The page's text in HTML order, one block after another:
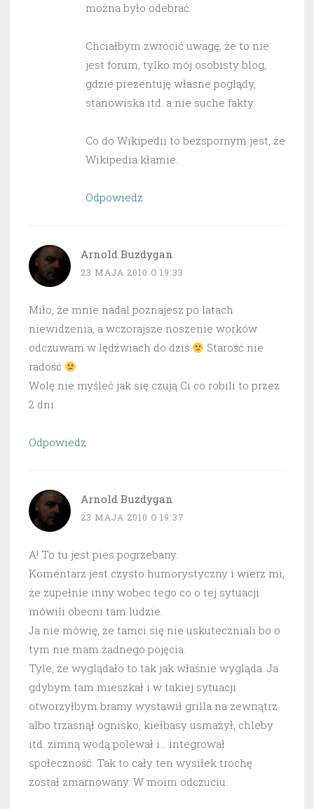
można było odebrać.
Chciałbym zwrócić uwagę, że to nie
jest forum, tylko mój osobisty blog,
gdzie prezentuję własne poglądy,
stanowiska itd. a nie suche fakty.
Co do Wikipedii to bezspornym jest, że
Wikipedia kłamie.
Odpowiedz
Arnold Buzdygan
23 MAJA 2010 O 19:33
Miło, że mnie nadal poznajesz po latach
niewidzenia, a wczorajsze noszenie worków
odczuwam w lędźwiach do dziś
Starość nie
radość
Wolę nie myśleć jak się czują Ci co robili to przez
2 dni.
Odpowiedz
Arnold Buzdygan
23 MAJA 2010 O 19:37
A! To tu jest pies pogrzebany.
Komentarz jest czysto humorystyczny i wierz mi,
że zupełnie inny wobec tego co o tej sytuacji
mówili obecni tam ludzie.
Ja nie mówię, że tamci się nie uskuteczniali bo o
tym nie mam żadnego pojęcia.
Tyle, że wyglądało to tak jak właśnie wygląda. Ja
gdybym tam mieszkał i w takiej sytuacji
otworzyłbym bramy wystawił grilla na zewnątrz
albo trzasnął ognisko, kiełbasy usmażył, chleby
itd. zimną wodą polewał i… integrował
społeczność. Tak to cały ten wysiłek trochę
został zmarnowany. W moim odczuciu.